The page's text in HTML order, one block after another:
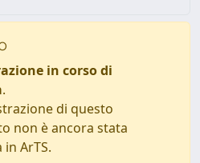
in corso di
.
di questo
non è ancora stata
ArTS.